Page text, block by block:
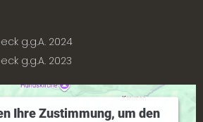
g.g.A. 2024
g.g.A. 2023
Ihre Zustimmung, um den